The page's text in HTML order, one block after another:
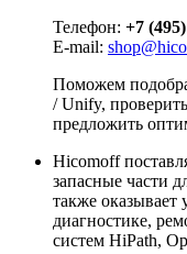
Телефон: +7
E-mail:
Поможем
/ Unify,
предложить
Hicomoff
запасные части
также оказывает
диагностике,
систем HiPath,